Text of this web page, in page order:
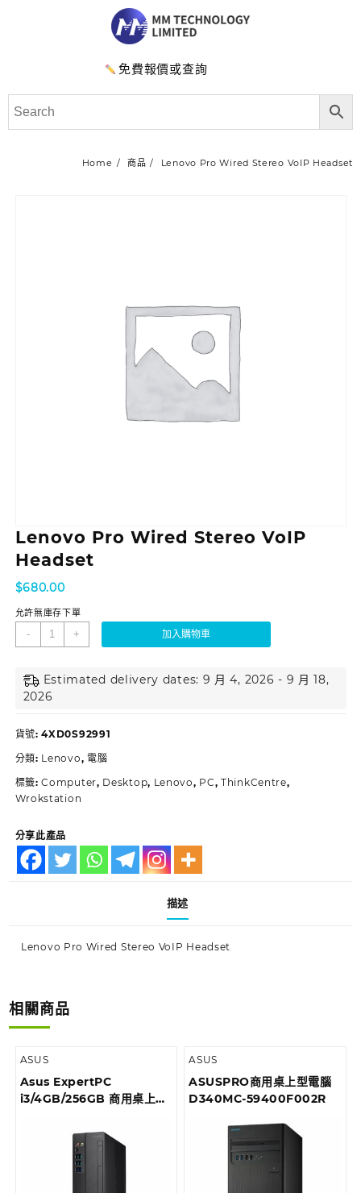
免費報價或查詢
Home 商品 Lenovo Pro Wired Stereo VoIP Headset
Lenovo Pro Wired Stereo VoIP
Headset
$680.00
允許無庫存下單
- + 加入購物車
Estimated delivery dates: 9 月 4, 2026 - 9 月 18,
2026
貨號:4XD0S92991
分類: Lenovo, 電腦
標籤:Computer, Desktop, Lenovo, PC,ThinkCentre,
Wrokstation
分享此產品
描述
Lenovo Pro Wired Stereo VoIP Headset
相關商品
ASUS
Asus ExpertPC
i3/4GB/256GB 商用桌上型
I39100013T
ASUS
ASUSPRO商用桌上型電腦
D340MC-59400F002R